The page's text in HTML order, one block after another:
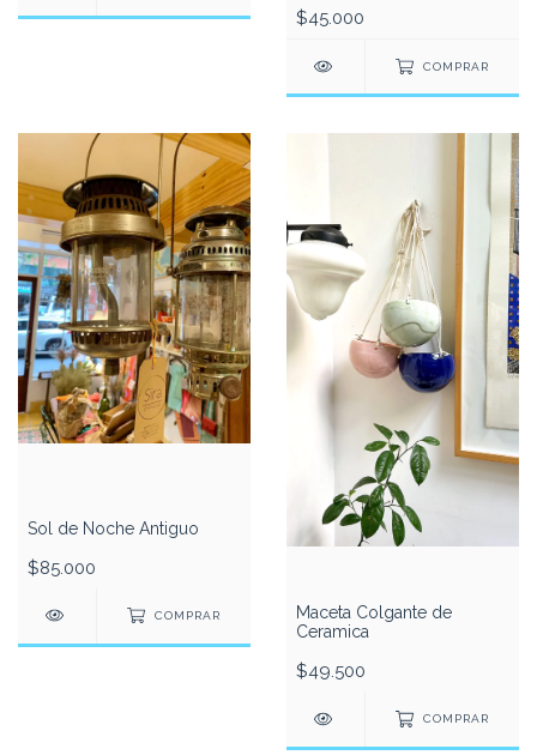
$45.000
COMPRAR
Sol de Noche Antiguo
$85.000
COMPRAR
Maceta Colgante de
Ceramica
$49.500
COMPRAR